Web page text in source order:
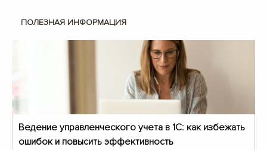
ПОЛЕЗНАЯ ИНФОРМАЦИЯ
Ведение управленческого учета в 1С: как избежать
ошибок и повысить эффективность